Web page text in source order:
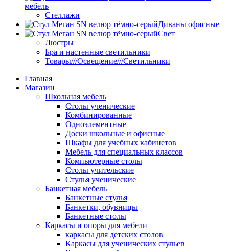
мебель
Стеллажи
Диваны офисные
Свет
Люстры
Бра и настенные светильники
Товары///Освещение///Светильники
Главная
Магазин
Школьная мебель
Столы ученические
Комбинированные
Одноэлементные
Доски школьные и офисные
Шкафы для учебных кабинетов
Мебель для специальных классов
Компьютерные столы
Столы учительские
Стулья ученические
Банкетная мебель
Банкетные стулья
Банкетки, обувницы
Банкетные столы
Каркасы и опоры для мебели
каркасы для детских столов
Каркасы для ученических стульев